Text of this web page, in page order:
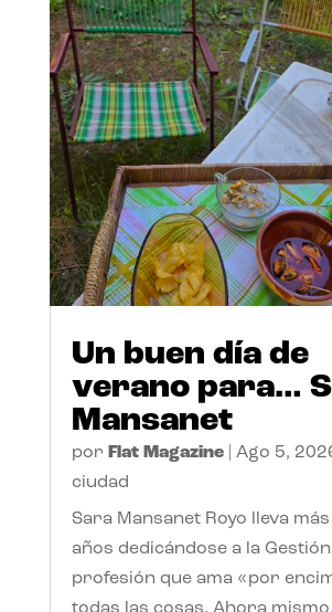
Un buen día de
verano para…
Mansanet
por Flat Magazine| Ago 5,
ciudad
Sara Mansanet Royo lleva
años dedicándose a la
profesión que ama «por